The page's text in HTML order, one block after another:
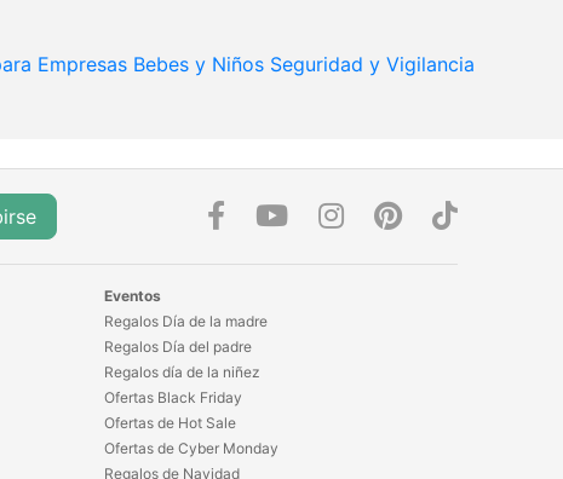
Empresas Bebes y Niños Seguridad y Vigilancia
Eventos
Regalos Día de la madre
Regalos Día del padre
Regalos día de la niñez
Ofertas Black Friday
Ofertas de Hot Sale
Ofertas de Cyber Monday
Regalos de Navidad